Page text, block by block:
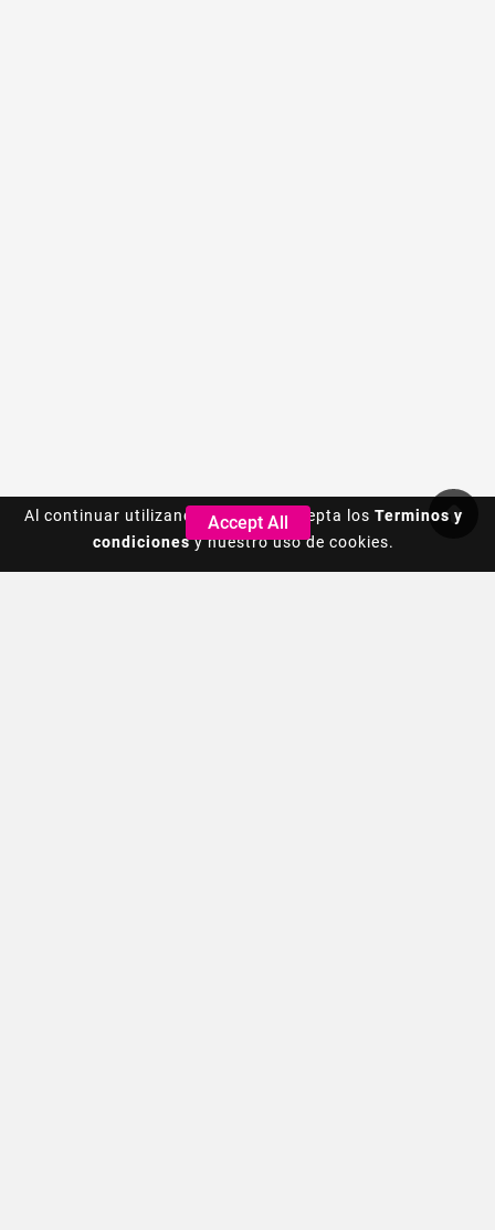
Al continuar utilizando este sitio, acepta los Terminos y
condicionesy nuestro uso de cookies.
Accept All
Al continuar utilizando este sitio, acepta los Terminos y
condicionesy nuestro uso de cookies.
Accept All